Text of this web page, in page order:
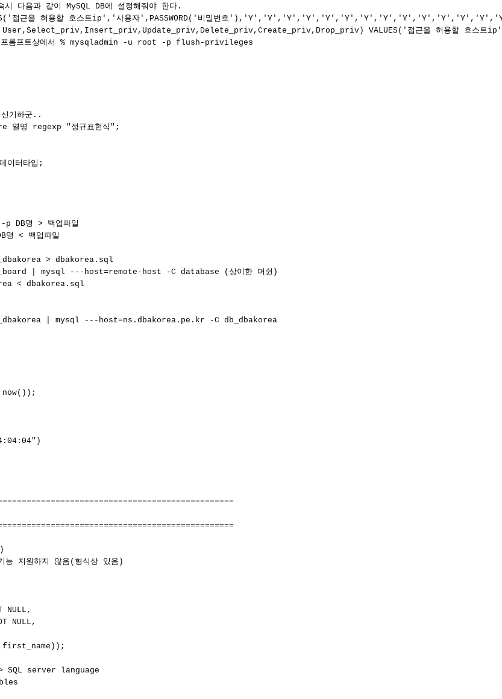
시 다음과 같이 MySQL DB에 설정해줘야 한다.
접근을 허용할 호스트ip','사용자',PASSWORD('비밀번호
VALUES('접근을 허용할
프롬프트상에서 % mysqladmin -u root -p flush-privileges
기하군..
명 regexp "정규표현식";
터타입;
DB명 > 백업파일
< 백업파일
> dbakorea.sql
| mysql ---host=remote-host -C database (상이한 머쉰)
< dbakorea.sql
| mysql ---host=ns.dbakorea.pe.kr -C db_dbakorea
원하지 않음(형식상 있음)
NULL,
NULL,
SQL server language